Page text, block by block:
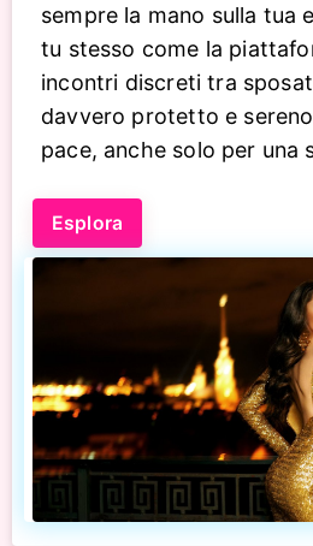
sempre la mano sulla tua
tu stesso come la
incontri discreti tra
davvero protetto e
pace, anche solo per una
Esplora